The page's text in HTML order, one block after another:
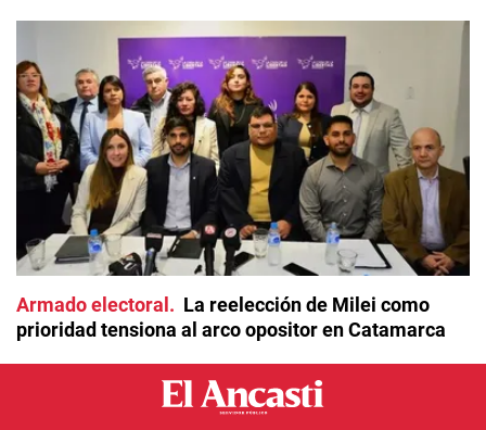
Armado electoral
La reelección de Milei como
prioridad tensiona al arco opositor en Catamarca